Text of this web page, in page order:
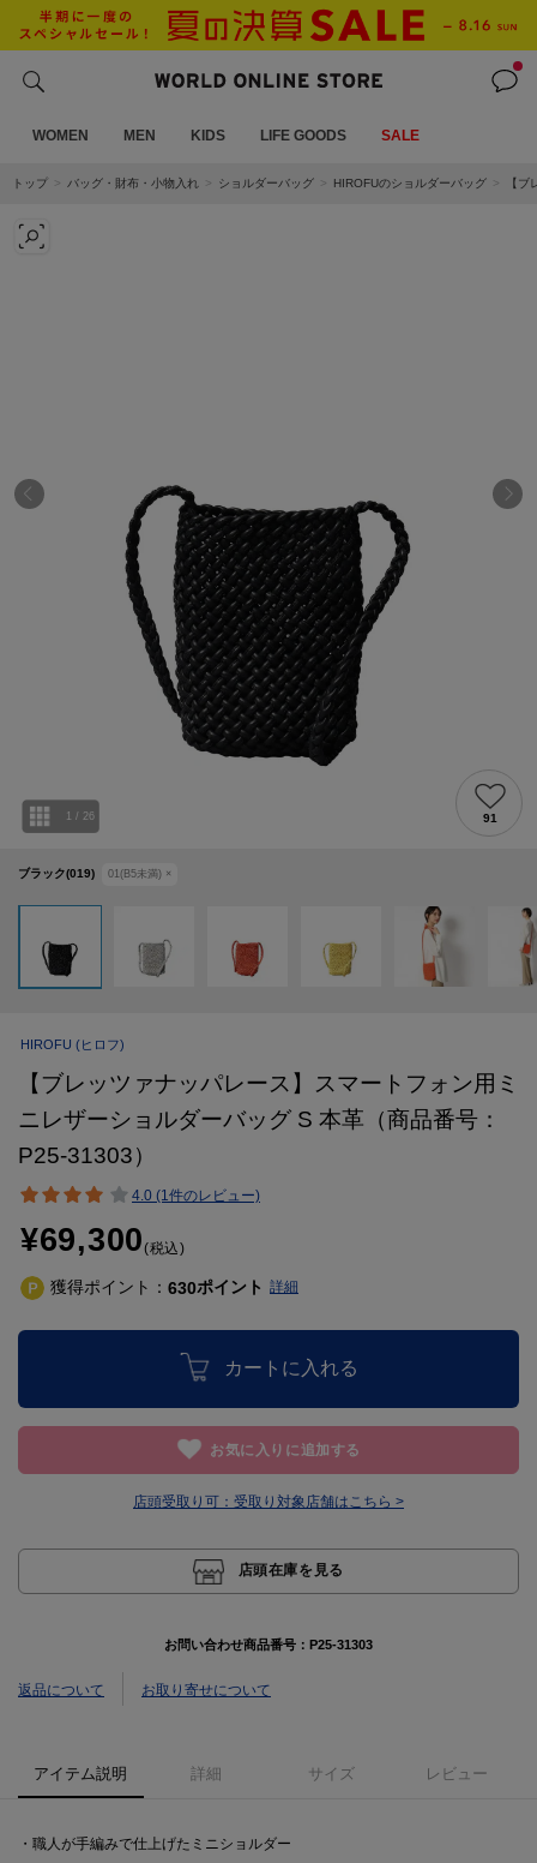
WOMEN MEN KIDS LIFE GOODS SALE
トップ バッグ・財布・小物入れ ショルダーバッグ HIROFUのショルダーバッグ 【
ブラック(019) 01(B5未満) ×
/ 26 91
HIROFU (ヒロフ)
【ブレッツァナッパレース】スマートフォン用ミ
ニレザーショルダーバッグ S 本革（商品番号：
P25-31303）
4.0 (1件のレビュー)
¥69,300(税込)
獲得ポイント： 630ポイント 詳細
カートに入れる
お気に入りに追加する
店頭受取り可： 受取り対象店舗はこちら >
店頭在庫を見る
お問い合わせ商品番号： P25-31303
返品について お取り寄せについて
アイテム説明 詳細 サイズ レビュー
・職人が手編みで仕上げたミニショルダー